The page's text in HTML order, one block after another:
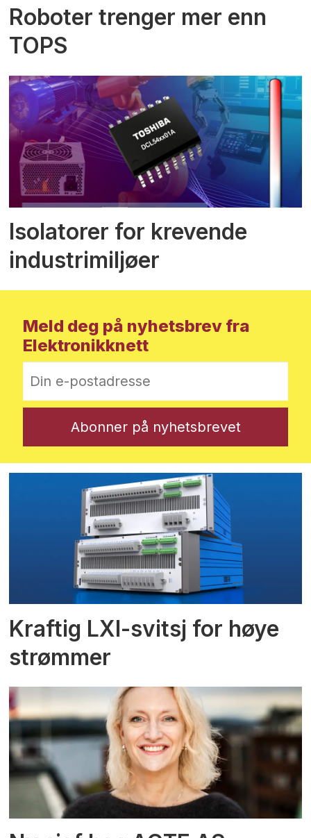
Roboter trenger mer enn
TOPS
Isolatorer for krevende
industrimiljøer
Meld deg på nyhetsbrev fra
Elektronikknett
Kraftig LXI-svitsj for høye
strømmer